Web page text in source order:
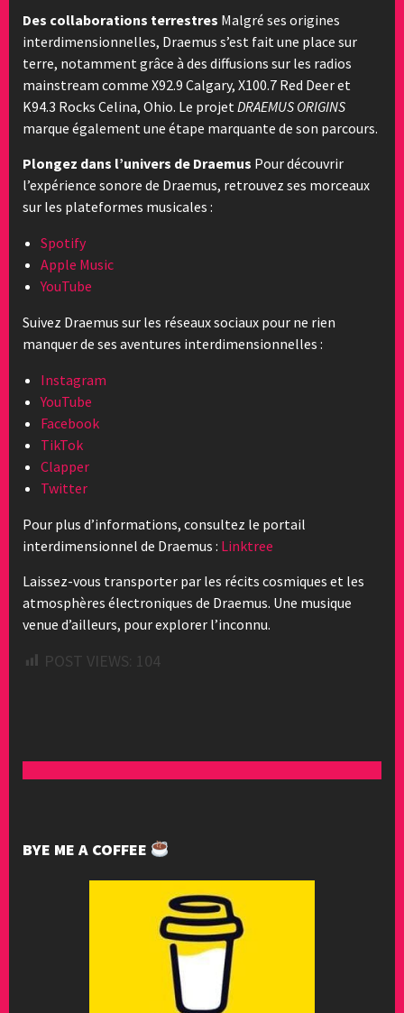
Des collaborations terrestres Malgré ses origines
interdimensionnelles, Draemus s’est fait une place sur
terre, notamment grâce à des diffusions sur les radios
mainstream comme X92.9 Calgary, X100.7 Red Deer et
K94.3 Rocks Celina, Ohio. Le projet DRAEMUS ORIGINS
marque également une étape marquante de son parcours.
Plongez dans l’univers de Draemus Pour découvrir
l’expérience sonore de Draemus, retrouvez ses morceaux
sur les plateformes musicales :
Spotify
Apple Music
YouTube
Suivez Draemus sur les réseaux sociaux pour ne rien
manquer de ses aventures interdimensionnelles :
Instagram
YouTube
Facebook
TikTok
Clapper
Twitter
Pour plus d’informations, consultez le portail
interdimensionnel de Draemus : Linktree
Laissez-vous transporter par les récits cosmiques et les
atmosphères électroniques de Draemus. Une musique
venue d’ailleurs, pour explorer l’inconnu.
POST VIEWS: 104
BYE ME A COFFEE